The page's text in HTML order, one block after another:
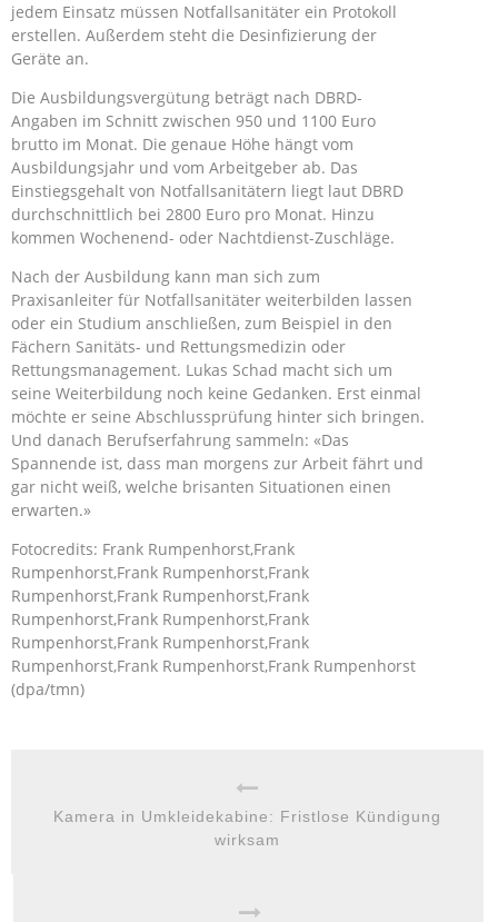
jedem Einsatz müssen Notfallsanitäter ein Protokoll
erstellen. Außerdem steht die Desinfizierung der
Geräte an.
Die Ausbildungsvergütung beträgt nach DBRD-
Angaben im Schnitt zwischen 950 und 1100 Euro
brutto im Monat. Die genaue Höhe hängt vom
Ausbildungsjahr und vom Arbeitgeber ab. Das
Einstiegsgehalt von Notfallsanitätern liegt laut DBRD
durchschnittlich bei 2800 Euro pro Monat. Hinzu
kommen Wochenend- oder Nachtdienst-Zuschläge.
Nach der Ausbildung kann man sich zum
Praxisanleiter für Notfallsanitäter weiterbilden lassen
oder ein Studium anschließen, zum Beispiel in den
Fächern Sanitäts- und Rettungsmedizin oder
Rettungsmanagement. Lukas Schad macht sich um
seine Weiterbildung noch keine Gedanken. Erst einmal
möchte er seine Abschlussprüfung hinter sich bringen.
Und danach Berufserfahrung sammeln: «Das
Spannende ist, dass man morgens zur Arbeit fährt und
gar nicht weiß, welche brisanten Situationen einen
erwarten.»
Fotocredits: Frank Rumpenhorst,Frank
Rumpenhorst,Frank Rumpenhorst,Frank
Rumpenhorst,Frank Rumpenhorst,Frank
Rumpenhorst,Frank Rumpenhorst,Frank
Rumpenhorst,Frank Rumpenhorst,Frank
Rumpenhorst,Frank Rumpenhorst,Frank Rumpenhorst
(dpa/tmn)
Kamera in Umkleidekabine: Fristlose Kündigung
wirksam